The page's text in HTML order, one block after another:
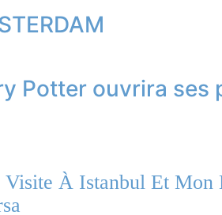
Potter ouvrira
À Istanbul Et Mon